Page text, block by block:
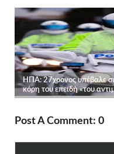
Post A Comment: 0